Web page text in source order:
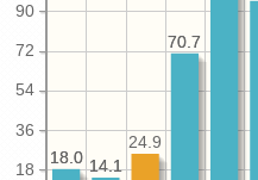
18
36
54
72
90
70.7
14.1
18.0
70.7
24.9
14.1
18.0